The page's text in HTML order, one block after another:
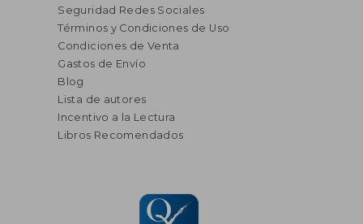
Seguridad Redes Sociales
Términos y Condiciones de Uso
Condiciones de Venta
Gastos de Envío
Blog
Lista de autores
Incentivo a la Lectura
Libros Recomendados